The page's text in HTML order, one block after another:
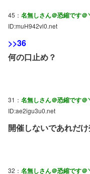
45： 名無しさん＠恐縮です
ID:muH942vl0.net
>>36
何の口止め？
31： 名無しさん＠恐縮です
ID:ae2igu3u0.net
開催しないであれだ
32： 名無しさん＠恐縮です